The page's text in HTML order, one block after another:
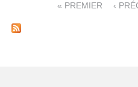
a
« PREMIER ‹